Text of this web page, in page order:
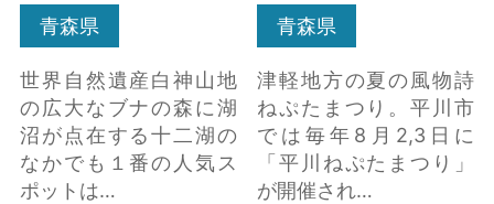
青森県
世界自然遺産白神山地
の広大なブナの森に湖
沼が点在する十二湖の
なかでも１番の人気ス
ポットは…
青森県
津軽地方の夏の風物詩
ねぷたまつり。平川市
では毎年8月2,3日に
「平川ねぷたまつり」
が開催され…